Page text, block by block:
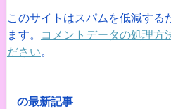
このサイトはスパムを低減する
ます。
コメントデータの処理方
ださい。
の最新記事